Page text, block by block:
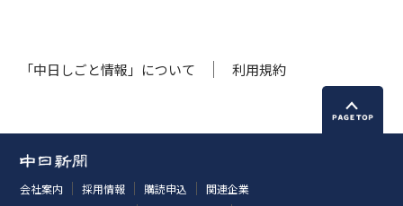
「中日しごと情報」について 利用規約
会社案内 採用情報 購読申込
関連企業